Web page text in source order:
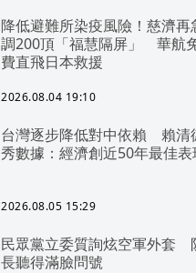
降低避難所染疫風險！慈濟再
調200頂「福慧隔屏」 華航
費直飛日本救援
2026.08.04 19:10
台灣逐步降低對中依賴 賴清
秀數據：經濟創近50年最佳表
2026.08.05 15:29
民眾黨立委質詢炫空軍外套
長聽得滿臉問號